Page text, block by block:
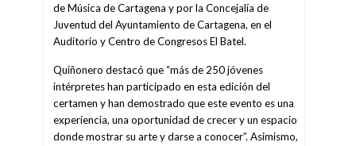
de Música de Cartagena y por la Concejalía de
Juventud del Ayuntamiento de Cartagena, en el
Auditorio y Centro de Congresos El Batel.
Quiñonero destacó que “más de 250 jóvenes
intérpretes han participado en esta edición del
certamen y han demostrado que este evento es una
experiencia, una oportunidad de crecer y un espacio
donde mostrar su arte y darse a conocer”. Asimismo,